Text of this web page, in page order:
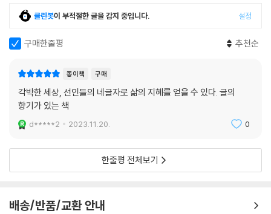
돌아볼 줄 알아야 마음의 길이 비로소 선명해진다. 이 둘을 잘 아울러야 삶
이 튼실하다. 시련의 때에 주저앉지 말고, 적막의 날들 앞에 허물어지지 말
라. 이지러진 달이 보름달로 바뀌고, 눈 쌓인 가지에 새 꽃이 핀다.
_‘간위적막’에서
이 책은 읽는 이로 하여금 허깨비 좇지 않고 마음 주인 되찾기를, 작위하지
않고 순리에 따라 살기를 다짐하게 한다. 분주했던 지난날을 돌아보며 40
0편의 글을 음미해보길 권유한다. 길게 끌리는 여운이 필요한 때, 마지막
장을 덮고 나면 ‘어지러운 세상, 돌아보아 나를 찾자’는 저자의 말이 쟁그렁
* 이 책은 『일침』 『조심』 『석복』 『옛사람이 건넨 네 글자』 『습정』에 수록된
찾아 읽기 쉽게 했다.
클린봇이 부적절한 글을 감지 중입니다. 설정
구매한줄평 추천순
종이책 구매
각박한 세상, 선인들의 네글자로 삶의 지혜를 얻을 수 있다. 글의
향기가 있는 책
d*****2 2023.11.20. 0
한줄평 전체보기
배송/반품/교환 안내